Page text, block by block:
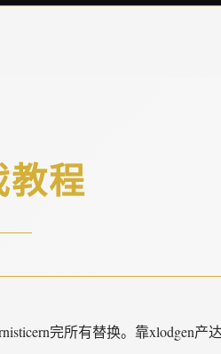
教程
完所有替换。靠xlodgen产